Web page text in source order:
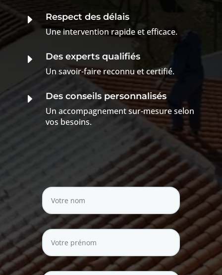
E
Respect des délais
Une intervention rapide et efficace.
E
Des experts qualifiés
Un savoir-faire reconnu et certifié.
E
Des conseils personnalisés
Un accompagnement sur-mesure selon
vos besoins.